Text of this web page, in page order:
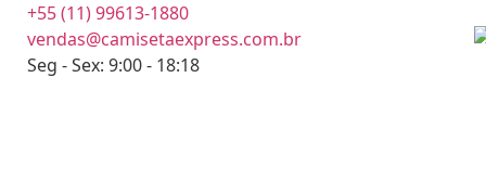
+55 (11) 99613-1880
vendas@camisetaexpress.com.br
Seg - Sex: 9:00 - 18:18